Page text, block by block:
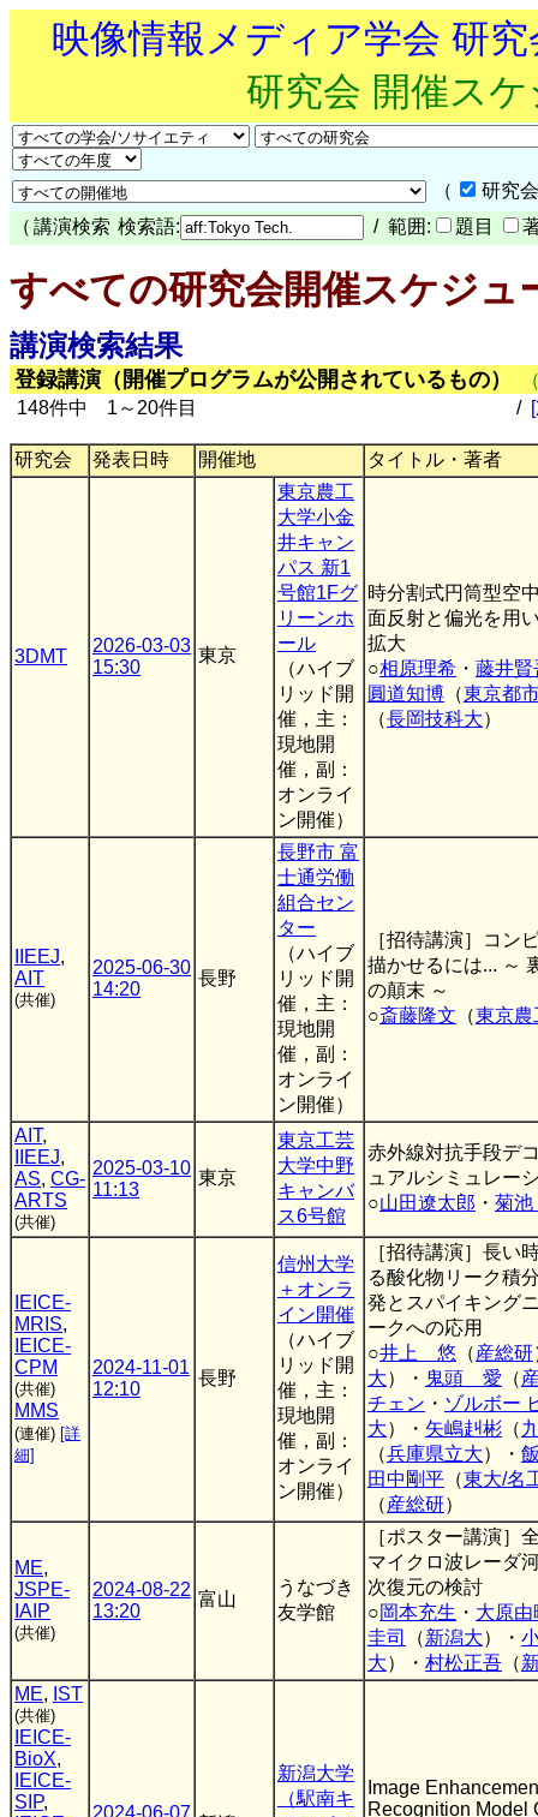
映像情報メディア学会 研
研究会 開催ス
（
研究
（ 講演検索 検索語: / 範囲: 題目
すべての研究会開催スケジュ
講演検索結果
登録講演（開催プログラムが公開されているもの）
148件中 1～20件目
/
研究会 発表日時 開催地 タイトル・著者
3DMT
2026-03-03
15:30
東京
東京農工
大学小金
井キャン
パス 新1
号館1Fグ
リーンホ
ール
（ハイブ
リッド開
催，主：
現地開
催，副：
オンライ
ン開催）
時分割式円筒型空
面反射と偏光を用
拡大
○相原理希 ・ 藤井賢
圓道知博 （東京都
（長岡技科大）
IIEEJ,
AIT
(共催)
2025-06-30
14:20
長野
長野市 富
士通労働
組合セン
ター
（ハイブ
リッド開
催，主：
現地開
催，副：
オンライ
ン開催）
［招待講演］コン
描かせるには... ～
の顛末 ～
○斎藤隆文 （東京農
AIT,
IIEEJ,
AS, CG-
ARTS
(共催)
2025-03-10
11:13
東京
東京工芸
大学中野
キャンバ
ス6号館
赤外線対抗手段デ
ュアルシミュレー
○山田遼太郎 ・ 菊
IEICE-
MRIS,
IEICE-
CPM
(共催)
MMS
(連催) [詳
細]
2024-11-01
12:10
長野
信州大学
＋オンラ
イン開催
（ハイブ
リッド開
催，主：
現地開
催，副：
オンライ
ン開催）
［招待講演］長い
る酸化物リーク積
発とスパイキング
ークへの応用
○井上 悠 （産総研
大）・ 鬼頭 愛 （
チェン ・ ゾルボー
大）・ 矢嶋赳彬 （
（兵庫県立大）・
田中剛平 （東大/名
（産総研）
ME,
JSPE-
IAIP
(共催)
2024-08-22
13:20
富山
うなづき
友学館
［ポスター講演］
マイクロ波レーダ
次復元の検討
○岡本充生 ・ 大原由
圭司
（新潟大）・
大）・ 村松正吾 （
ME, IST
(共催)
IEICE-
BioX,
IEICE-
SIP,
2024-06-07
新潟大学
（駅南キ
Image
Recognition Model